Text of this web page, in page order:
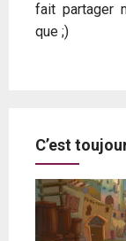
fait partager
que ;)
C’est